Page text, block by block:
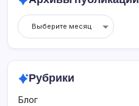
Архивы
публикаций
Рубрики
Блог